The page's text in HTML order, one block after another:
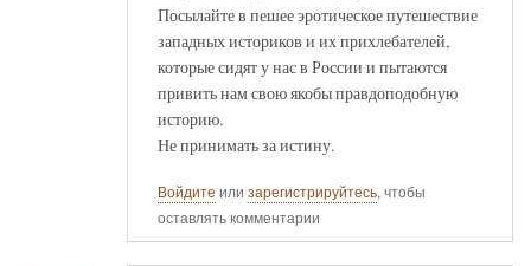
Посылайте в пешее эротическое путешествие
западных историков и их прихлебателей,
которые сидят у нас в России и пытаются
привить нам свою якобы правдоподобную
историю.
Не принимать за истину.
Войдите или зарегистрируйтесь, чтобы
оставлять комментарии